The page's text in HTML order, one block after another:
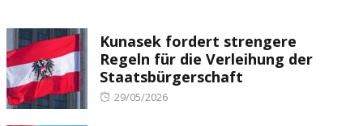
Kunasek fordert strengere
Regeln für die Verleihung der
Staatsbürgerschaft
Posted
29/05/2026